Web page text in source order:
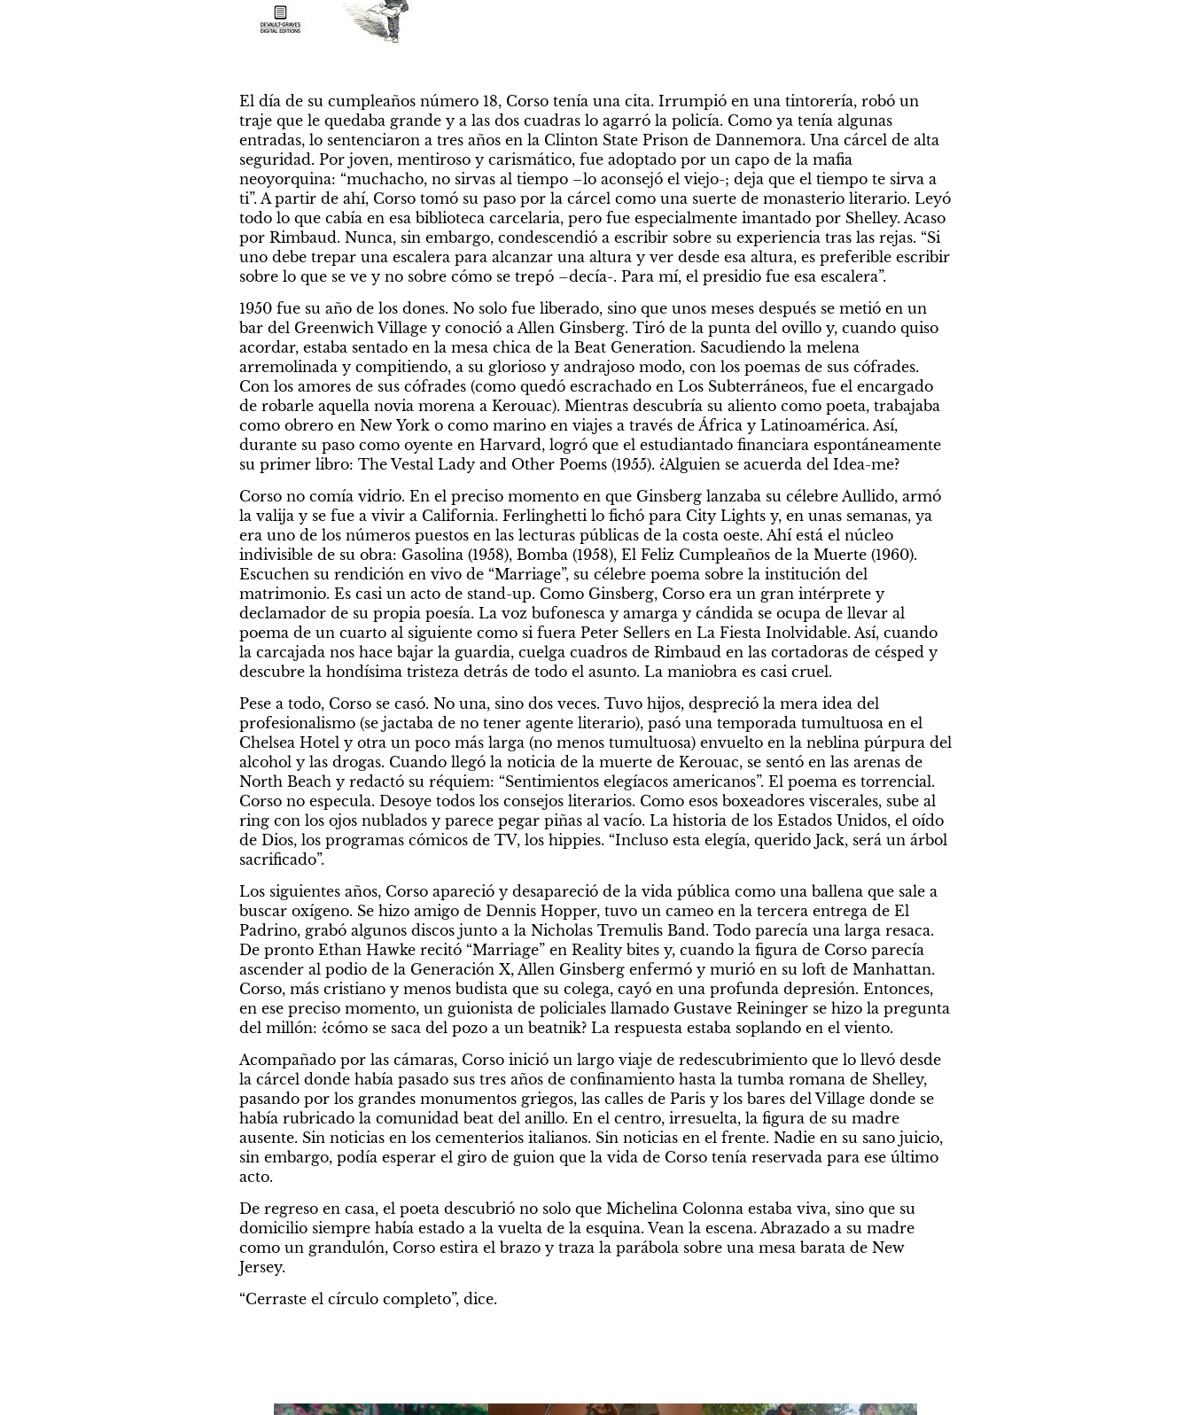
El día de su cumpleaños número 18, Corso tenía una cita. Irrumpió en una tintorería, robó un
traje que le quedaba grande y a las dos cuadras lo agarró la policía. Como ya tenía algunas
entradas, lo sentenciaron a tres años en la Clinton State Prison de Dannemora. Una cárcel de alta
seguridad. Por joven, mentiroso y carismático, fue adoptado por un capo de la mafia
neoyorquina: “muchacho, no sirvas al tiempo –lo aconsejó el viejo-; deja que el tiempo te sirva a
ti”. A partir de ahí, Corso tomó su paso por la cárcel como una suerte de monasterio literario. Leyó
todo lo que cabía en esa biblioteca carcelaria, pero fue especialmente imantado por Shelley. Acaso
por Rimbaud. Nunca, sin embargo, condescendió a escribir sobre su experiencia tras las rejas. “Si
uno debe trepar una escalera para alcanzar una altura y ver desde esa altura, es preferible escribir
sobre lo que se ve y no sobre cómo se trepó –decía-. Para mí, el presidio fue esa escalera”.
1950 fue su año de los dones. No solo fue liberado, sino que unos meses después se metió en un
bar del Greenwich Village y conoció a Allen Ginsberg. Tiró de la punta del ovillo y, cuando quiso
acordar, estaba sentado en la mesa chica de la Beat Generation. Sacudiendo la melena
arremolinada y compitiendo, a su glorioso y andrajoso modo, con los poemas de sus cófrades.
Con los amores de sus cófrades (como quedó escrachado en Los Subterráneos, fue el encargado
de robarle aquella novia morena a Kerouac). Mientras descubría su aliento como poeta, trabajaba
como obrero en New York o como marino en viajes a través de África y Latinoamérica. Así,
durante su paso como oyente en Harvard, logró que el estudiantado financiara espontáneamente
su primer libro: The Vestal Lady and Other Poems (1955). ¿Alguien se acuerda del Idea-me?
Corso no comía vidrio. En el preciso momento en que Ginsberg lanzaba su célebre Aullido, armó
la valija y se fue a vivir a California. Ferlinghetti lo fichó para City Lights y, en unas semanas, ya
era uno de los números puestos en las lecturas públicas de la costa oeste. Ahí está el núcleo
indivisible de su obra: Gasolina (1958), Bomba (1958), El Feliz Cumpleaños de la Muerte (1960).
Escuchen su rendición en vivo de “Marriage”, su célebre poema sobre la institución del
matrimonio. Es casi un acto de stand-up. Como Ginsberg, Corso era un gran intérprete y
declamador de su propia poesía. La voz bufonesca y amarga y cándida se ocupa de llevar al
poema de un cuarto al siguiente como si fuera Peter Sellers en La Fiesta Inolvidable. Así, cuando
la carcajada nos hace bajar la guardia, cuelga cuadros de Rimbaud en las cortadoras de césped y
descubre la hondísima tristeza detrás de todo el asunto. La maniobra es casi cruel.
Pese a todo, Corso se casó. No una, sino dos veces. Tuvo hijos, despreció la mera idea del
profesionalismo (se jactaba de no tener agente literario), pasó una temporada tumultuosa en el
Chelsea Hotel y otra un poco más larga (no menos tumultuosa) envuelto en la neblina púrpura del
alcohol y las drogas. Cuando llegó la noticia de la muerte de Kerouac, se sentó en las arenas de
North Beach y redactó su réquiem: “Sentimientos elegíacos americanos”. El poema es torrencial.
Corso no especula. Desoye todos los consejos literarios. Como esos boxeadores viscerales, sube al
ring con los ojos nublados y parece pegar piñas al vacío. La historia de los Estados Unidos, el oído
de Dios, los programas cómicos de TV, los hippies. “Incluso esta elegía, querido Jack, será un árbol
sacrificado”.
Los siguientes años, Corso apareció y desapareció de la vida pública como una ballena que sale a
buscar oxígeno. Se hizo amigo de Dennis Hopper, tuvo un cameo en la tercera entrega de El
Padrino, grabó algunos discos junto a la Nicholas Tremulis Band. Todo parecía una larga resaca.
De pronto Ethan Hawke recitó “Marriage” en Reality bites y, cuando la figura de Corso parecía
ascender al podio de la Generación X, Allen Ginsberg enfermó y murió en su loft de Manhattan.
Corso, más cristiano y menos budista que su colega, cayó en una profunda depresión. Entonces,
en ese preciso momento, un guionista de policiales llamado Gustave Reininger se hizo la pregunta
del millón: ¿cómo se saca del pozo a un beatnik? La respuesta estaba soplando en el viento.
Acompañado por las cámaras, Corso inició un largo viaje de redescubrimiento que lo llevó desde
la cárcel donde había pasado sus tres años de confinamiento hasta la tumba romana de Shelley,
pasando por los grandes monumentos griegos, las calles de Paris y los bares del Village donde se
había rubricado la comunidad beat del anillo. En el centro, irresuelta, la figura de su madre
ausente. Sin noticias en los cementerios italianos. Sin noticias en el frente. Nadie en su sano juicio,
sin embargo, podía esperar el giro de guion que la vida de Corso tenía reservada para ese último
acto.
De regreso en casa, el poeta descubrió no solo que Michelina Colonna estaba viva, sino que su
domicilio siempre había estado a la vuelta de la esquina. Vean la escena. Abrazado a su madre
como un grandulón, Corso estira el brazo y traza la parábola sobre una mesa barata de New
Jersey.
“Cerraste el círculo completo”, dice.